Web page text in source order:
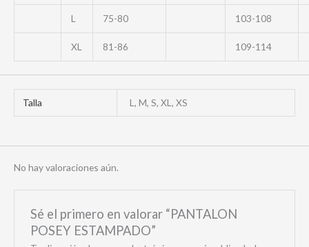
L 75-80 103-108
XL 81-86 109-114
Talla L, M, S, XL, XS
No hay valoraciones aún.
Sé el primero en valorar “PANTALON
POSEY ESTAMPADO”